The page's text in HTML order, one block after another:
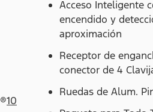
®10
Acceso Inteligente
encendido y
aproximación
Receptor de
conector de 4
Ruedas de Alum.